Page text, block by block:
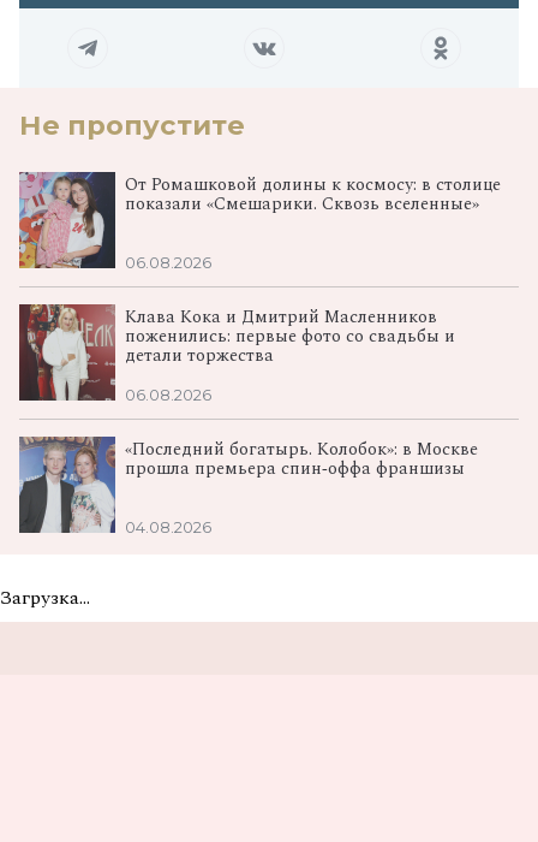
Не пропустите
От Ромашковой долины к космосу: в столице
показали «Смешарики. Сквозь вселенные»
06.08.2026
Клава Кока и Дмитрий Масленников
поженились: первые фото со свадьбы и
детали торжества
06.08.2026
«Последний богатырь. Колобок»: в Москве
прошла премьера спин‑оффа франшизы
04.08.2026
Загрузка...